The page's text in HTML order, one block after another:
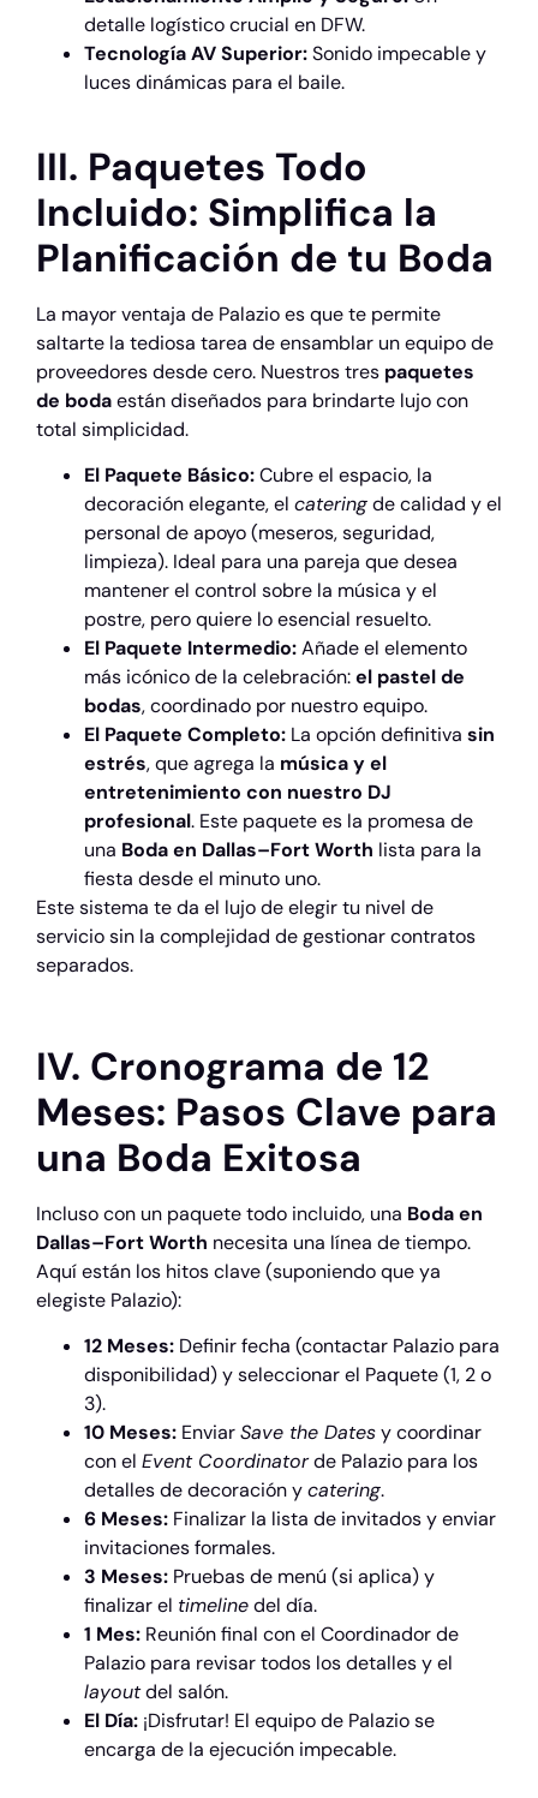
detalle logístico crucial en DFW.
Tecnología AV Superior:Sonido impecable y
luces dinámicas para el baile.
III. Paquetes Todo
Incluido: Simplifica la
Planificación de tu Boda
La mayor ventaja de Palazio es que te permite
saltarte la tediosa tarea de ensamblar un equipo de
proveedores desde cero. Nuestros tres paquetes
de bodaestán diseñados para brindarte lujo con
total simplicidad.
El Paquete Básico:Cubre el espacio, la
decoración elegante, el cateringde calidad y el
personal de apoyo (meseros, seguridad,
limpieza). Ideal para una pareja que desea
mantener el control sobre la música y el
postre, pero quiere lo esencial resuelto.
El Paquete Intermedio:Añade el elemento
más icónico de la celebración:el pastel de
bodas, coordinado por nuestro equipo.
El Paquete Completo: La opción definitiva sin
estrés, que agrega la música y el
entretenimiento con nuestro DJ
profesional. Este paquete es la promesa de
una Boda en Dallas–Fort Worth lista para la
fiesta desde el minuto uno.
Este sistema te da el lujo de elegir tu nivel de
servicio sin la complejidad de gestionar contratos
separados.
IV. Cronograma de 12
Meses: Pasos Clave para
una Boda Exitosa
Incluso con un paquete todo incluido, una Boda en
Dallas–Fort Worth necesita una línea de tiempo.
Aquí están los hitos clave (suponiendo que ya
elegiste Palazio):
12 Meses: Definir fecha (contactar Palazio para
disponibilidad) y seleccionar el Paquete (1, 2 o
3).
10 Meses: EnviarSave the Datesy coordinar
con el Event Coordinatorde Palazio para los
detalles de decoración ycatering.
6 Meses: Finalizar la lista de invitados y enviar
invitaciones formales.
3 Meses: Pruebas de menú (si aplica) y
finalizar el timelinedel día.
1 Mes: Reunión final con el Coordinador de
Palazio para revisar todos los detalles y el
layoutdel salón.
El Día: ¡Disfrutar! El equipo de Palazio se
encarga de la ejecución impecable.